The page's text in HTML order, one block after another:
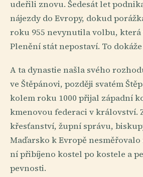
udeřili znovu. Šedesát let
nájezdy do Evropy, dokud
roku 955 nevynutila volbu, která
Plenění stát nepostaví. To
A ta dynastie našla svého
ve Štěpánovi, později svatém
kolem roku 1000 přijal západní
kmenovou federaci v království.
křesťanství, župní správu,
Maďarsko k Evropě
ní přibíjeno kostel po kostele a
pevnosti.